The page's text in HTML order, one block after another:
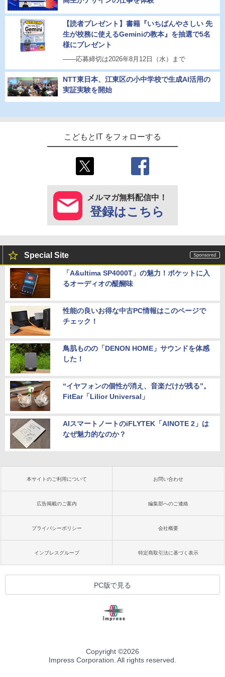
【読者プレゼント】書籍『いちばんやさしい 先
生が校務に使えるGeminiの教本』を抽選で5名
様にプレゼント
――応募締切は2026年8月12日（水）まで
NTT東日本、江東区の小中学校で生成AI活用の
実証実験を開始
こどもとIT をフォローする
メルマガ無料配信中！
登録はこちら
Special Site
「A&ultima SP4000T」の魅力！ポケットに入
るオーディオの醍醐味
性能の良いお得な中古PC情報はこのページで
チェック！
鳥肌ものの「DENON HOME」サウンドを体感
した！
“イヤフォンの個性が消え、音楽だけが残る”。
FitEar「Lilior Universal」
AIスマートノートのiFLYTEK「AINOTE 2」は
なぜ魅力的なのか？
本サイトのご利用について お問い合わせ
広告掲載のご案内 編集部へのご連絡
プライバシーポリシー 会社概要
インプレスグループ 特定商取引法に基づく表示
PC版で見る
Copyright ©2026
Impress Corporation. All rights reserved.